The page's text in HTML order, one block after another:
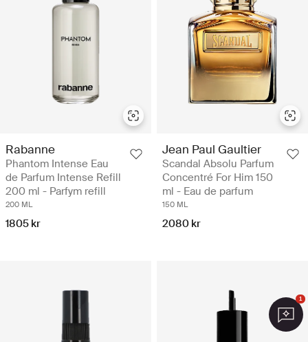
Rabanne
Phantom Intense Eau
de Parfum Intense Refill
200 ml - Parfym refill
200 ML
1805 kr
Jean Paul Gaultier
Scandal Absolu Parfum
Concentré For Him 150
ml - Eau de parfum
150 ML
2080 kr
1